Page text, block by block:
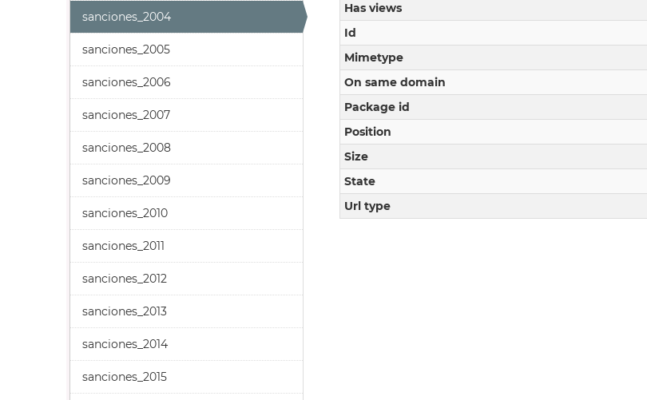
sanciones_2004
sanciones_2005
sanciones_2006
sanciones_2007
sanciones_2008
sanciones_2009
sanciones_2010
sanciones_2011
sanciones_2012
sanciones_2013
sanciones_2014
sanciones_2015
Has views
Id
Mimetype
On same domain
Package id
Position
Size
State
Url type